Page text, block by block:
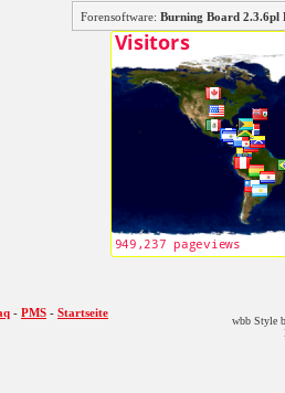
Forensoftware: Burning Board
- PMS - Startseite
wbb Style